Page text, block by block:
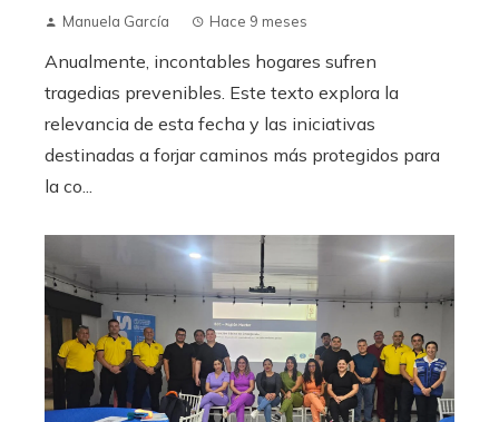
Manuela García Hace 9 meses
Anualmente, incontables hogares sufren
tragedias prevenibles. Este texto explora la
relevancia de esta fecha y las iniciativas
destinadas a forjar caminos más protegidos para
la co...